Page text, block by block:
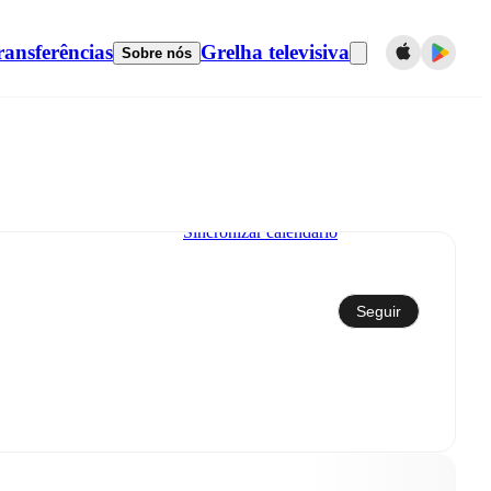
Sobre nós Grelha televisiva
Sincronizar calendário
Seguir